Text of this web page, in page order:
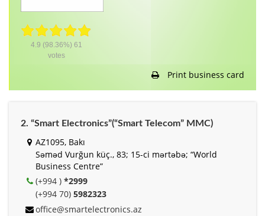
4.9 (98.36%) 61
votes
Print business card
2. “Smart Electronics”(“Smart Telecom” MMC)
AZ1095, Bakı
Səməd Vurğun küç., 83; 15-ci mərtəbə; “World
Business Centre”
(+994 ) *2999
(+994 70) 5982323
office@smartelectronics.az